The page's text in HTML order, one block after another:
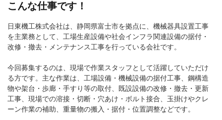
こんな仕事です！
日東機工株式会社は、静岡県富士市を拠点に、機械器具設置工事
を主業務として、工場生産設備や社会インフラ関連設備の据付・
改修・撤去・メンテナンス工事を行っている会社です。
今回募集するのは、現場で作業スタッフとして活躍していただけ
る方です。主な作業は、工場設備・機械設備の据付工事、鋼構造
物や架台・歩廊・手すり等の取付、既設設備の改修・撤去・更新
工事、現場での溶接・切断・穴あけ・ボルト接合、玉掛けやクレ
ーン作業の補助、重量物の搬入・据付・位置調整などです。